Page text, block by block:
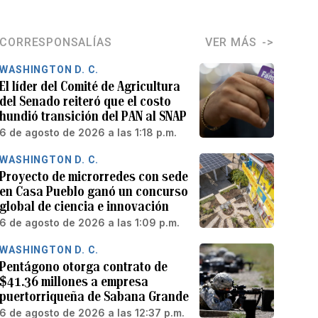
CORRESPONSALÍAS VER MÁS
WASHINGTON D. C.
El líder del Comité de Agricultura
del Senado reiteró que el costo
hundió transición del PAN al SNAP
6 de agosto de 2026 a las 1:18 p.m.
WASHINGTON D. C.
Proyecto de microrredes con sede
en Casa Pueblo ganó un concurso
global de ciencia e innovación
6 de agosto de 2026 a las 1:09 p.m.
WASHINGTON D. C.
Pentágono otorga contrato de
$41.36 millones a empresa
puertorriqueña de Sabana Grande
6 de agosto de 2026 a las 12:37 p.m.